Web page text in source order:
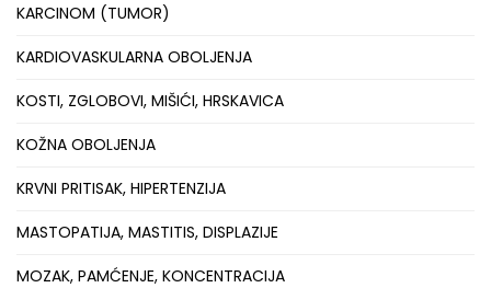
KARCINOM (TUMOR)
KARDIOVASKULARNA OBOLJENJA
KOSTI, ZGLOBOVI, MIŠIĆI, HRSKAVICA
KOŽNA OBOLJENJA
KRVNI PRITISAK, HIPERTENZIJA
MASTOPATIJA, MASTITIS, DISPLAZIJE
MOZAK, PAMĆENJE, KONCENTRACIJA